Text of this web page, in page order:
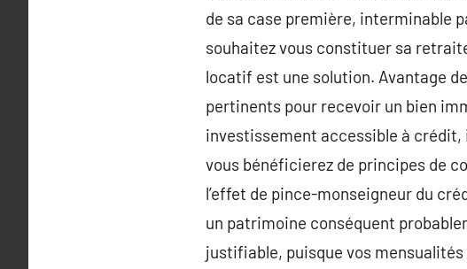
de sa case première, interminable
souhaitez vous constituer sa
locatif est une solution. Avantage
pertinents pour recevoir un bien
investissement accessible à
vous bénéficierez de principes de
l’effet de pince-monseigneur du
un patrimoine conséquent
justifiable, puisque vos